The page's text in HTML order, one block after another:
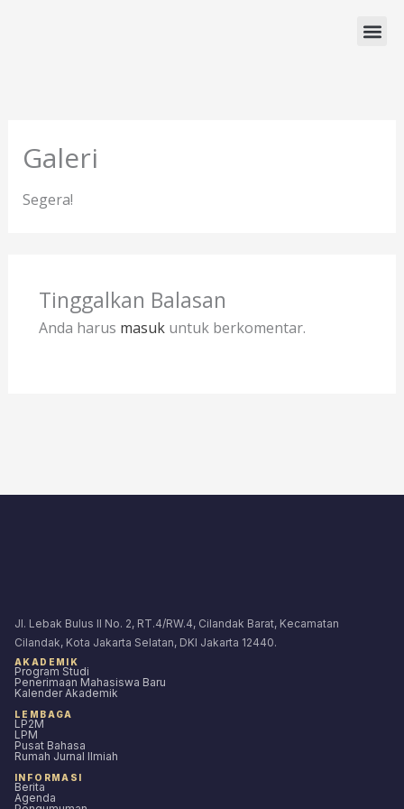
Galeri
Segera!
Tinggalkan Balasan
Anda harus masukuntuk berkomentar.
Jl. Lebak Bulus II No. 2, RT.4/RW.4, Cilandak Barat, Kecamatan
Cilandak, Kota Jakarta Selatan, DKI Jakarta 12440.
AKADEMIK
Program Studi
Penerimaan Mahasiswa Baru
Kalender Akademik
LEMBAGA
LP2M
LPM
Pusat Bahasa
Rumah Jurnal Ilmiah
INFORMASI
Berita
Agenda